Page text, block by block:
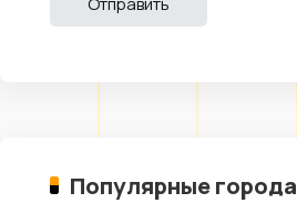
Популярные города